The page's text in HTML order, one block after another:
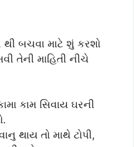
બચવા માટે શું કરશો
તેની માહિતી નીચે
કામ સિવાય ઘરની
થાય તો માથે ટોપી,